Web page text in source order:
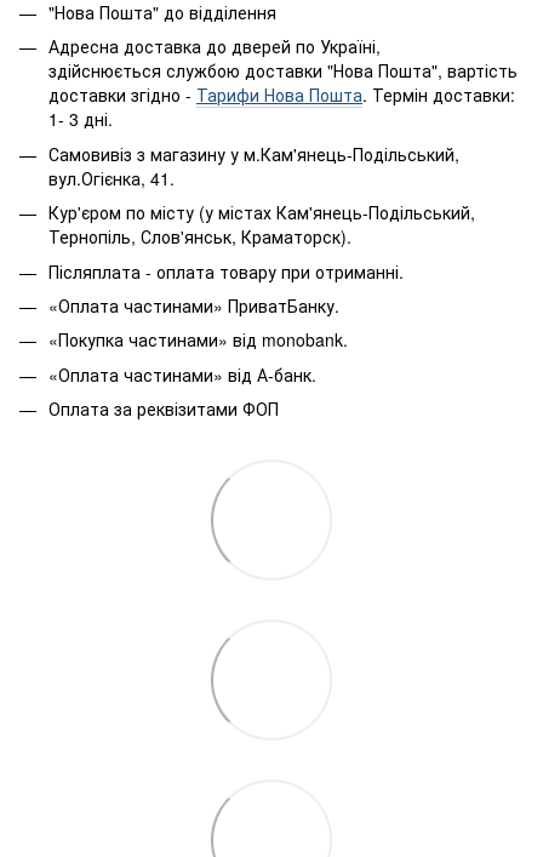
"Нова Пошта" до відділення
Адресна доставка до дверей по Україні,
здійснюється службою доставки "Нова Пошта", вартість
доставки згідно - Тарифи Нова Пошта. Термін доставки:
1- 3 дні.
Самовивіз з магазину у м.Кам'янець-Подільський,
вул.Огієнка, 41.
Кур'єром по місту (у містах Кам'янець-Подільський,
Тернопіль, Слов'янськ, Краматорск).
Післяплата - оплата товару при отриманні.
«Оплата частинами» ПриватБанку.
«Покупка частинами» від monobank.
«Оплата частинами» від А-банк.
Оплата за реквізитами ФОП